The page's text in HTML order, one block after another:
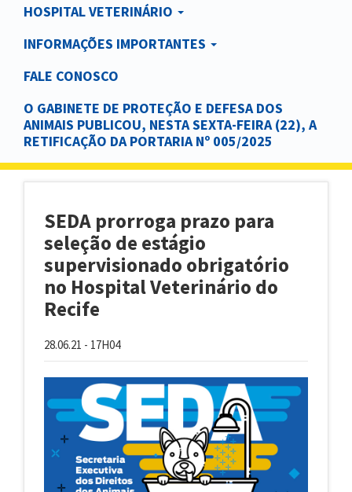
HOSPITAL VETERINÁRIO
INFORMAÇÕES IMPORTANTES
FALE CONOSCO
O GABINETE DE PROTEÇÃO E DEFESA DOS
ANIMAIS PUBLICOU, NESTA SEXTA-FEIRA (22), A
RETIFICAÇÃO DA PORTARIA Nº 005/2025
SEDA prorroga prazo para
seleção de estágio
supervisionado obrigatório
no Hospital Veterinário do
Recife
28.06.21 - 17H04